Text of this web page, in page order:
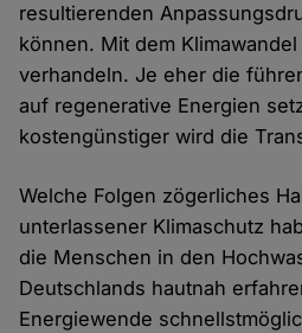
resultierenden
können. Mit dem
verhandeln. Je eher die
auf regenerative Energien
kostengünstiger wird die
Welche Folgen zögerliches
unterlassener Klimaschutz
die Menschen in den
Deutschlands hautnah
Energiewende